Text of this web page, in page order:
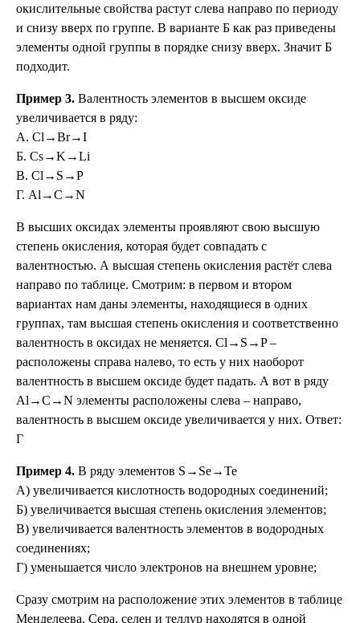
окислительные свойства растут слева направо по периоду
и снизу вверх по группе. В варианте Б как раз приведены
элементы одной группы в порядке снизу вверх. Значит Б
подходит.
Пример 3. Валентность элементов в высшем оксиде
увеличивается в ряду:
А. Cl→Br→I
Б. Cs→K→Li
В. Cl→S→P
Г. Al→C→N
В высших оксидах элементы проявляют свою высшую
степень окисления, которая будет совпадать с
валентностью. А высшая степень окисления растёт слева
направо по таблице. Смотрим: в первом и втором
вариантах нам даны элементы, находящиеся в одних
группах, там высшая степень окисления и соответственно
валентность в оксидах не меняется. Cl→S→P –
расположены справа налево, то есть у них наоборот
валентность в высшем оксиде будет падать. А вот в ряду
Al→C→N элементы расположены слева – направо,
валентность в высшем оксиде увеличивается у них. Ответ:
Г
Пример 4. В ряду элементов S→Se→Te
А) увеличивается кислотность водородных соединений;
Б) увеличивается высшая степень окисления элементов;
В) увеличивается валентность элементов в водородных
соединениях;
Г) уменьшается число электронов на внешнем уровне;
Сразу смотрим на расположение этих элементов в таблице
Менделеева. Сера, селен и теллур находятся в одной